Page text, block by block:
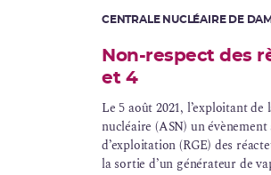
CENTRALE NUCLÉAIRE DE
Non-respect des
et 4
Le 5 août 2021, l’exploitant de
nucléaire (ASN) un
d’exploitation(RGE) des
la sortie d’un générateur de